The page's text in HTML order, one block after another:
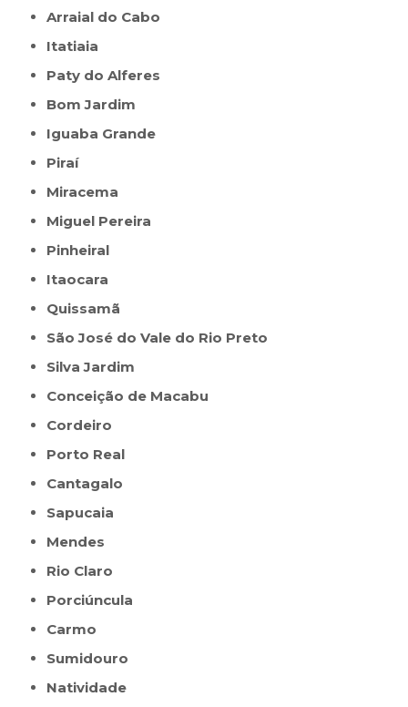
Arraial do Cabo
Itatiaia
Paty do Alferes
Bom Jardim
Iguaba Grande
Piraí
Miracema
Miguel Pereira
Pinheiral
Itaocara
Quissamã
São José do Vale do Rio Preto
Silva Jardim
Conceição de Macabu
Cordeiro
Porto Real
Cantagalo
Sapucaia
Mendes
Rio Claro
Porciúncula
Carmo
Sumidouro
Natividade